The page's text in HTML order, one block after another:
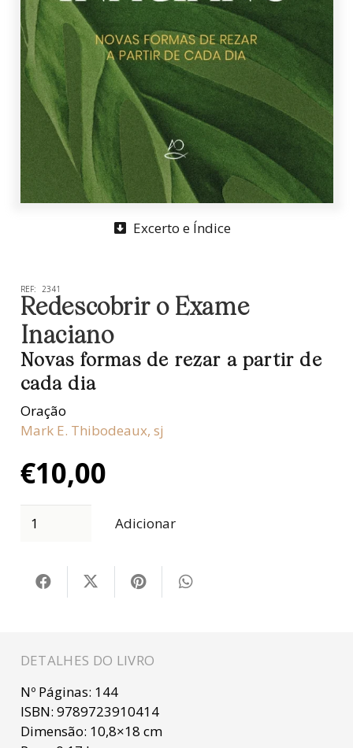
Excerto e Índice
REF: 2341
Redescobrir o Exame
Inaciano
Novas formas de rezar a partir de
cada dia
Oração
Mark E. Thibodeaux, sj
€10,00
Adicionar
DETALHES DO LIVRO
Nº Páginas: 144
ISBN: 9789723910414
Dimensão: 10,8×18 cm